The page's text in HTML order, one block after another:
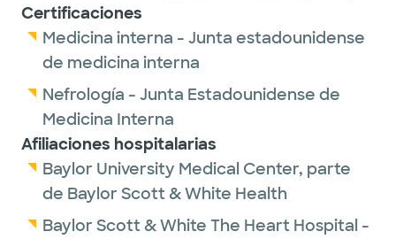
Certificaciones
Medicina interna - Junta estadounidense
de medicina interna
Nefrología - Junta Estadounidense de
Medicina Interna
Afiliaciones hospitalarias
Baylor University Medical Center, parte
de Baylor Scott & White Health
Baylor Scott & White The Heart Hospital -